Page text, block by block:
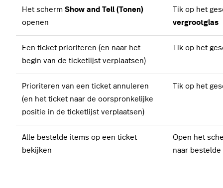
Het scherm Show and Tell (Tonen)
openen
Tik op het
vergrootglas
Een ticket prioriteren (en naar het
begin van de ticketlijst verplaatsen)
Tik op het
Prioriteren van een ticket annuleren
(en het ticket naar de oorspronkelijke
positie in de ticketlijst verplaatsen)
Tik op het
Alle bestelde items op een ticket
bekijken
Open het
naar bestelde